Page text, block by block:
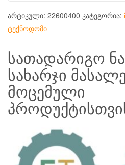
არტიკული: 22600400 კატეგორია:
ტექნოდომი
სათადარიგო
სახარჯი
მოცემული